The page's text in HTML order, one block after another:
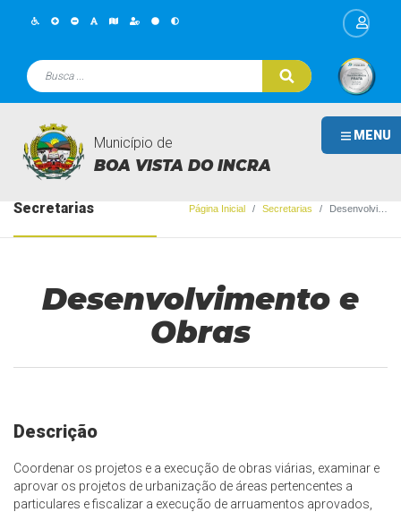
MENU
Município de
BOA VISTA DO INCRA
Secretarias Página Inicial Secretarias Desenvolvimento e Obras
Desenvolvimento e
Obras
Descrição
Coordenar os projetos e a execução de obras viárias, examinar e
aprovar os projetos de urbanização de áreas pertencentes a
particulares e fiscalizar a execução de arruamentos aprovados,